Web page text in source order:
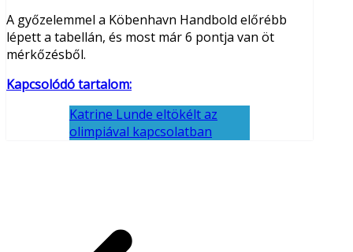
A győzelemmel a Köbenhavn Handbold előrébb
lépett a tabellán, és most már 6 pontja van öt
mérkőzésből.
Kapcsolódó tartalom:
Katrine Lunde eltökélt az
olimpiával kapcsolatban